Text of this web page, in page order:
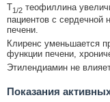
T1/2 теофиллина
пациентов с сердечной
печени.
Клиренс уменьшается
функции печени,
Этилендиамин не
Показания